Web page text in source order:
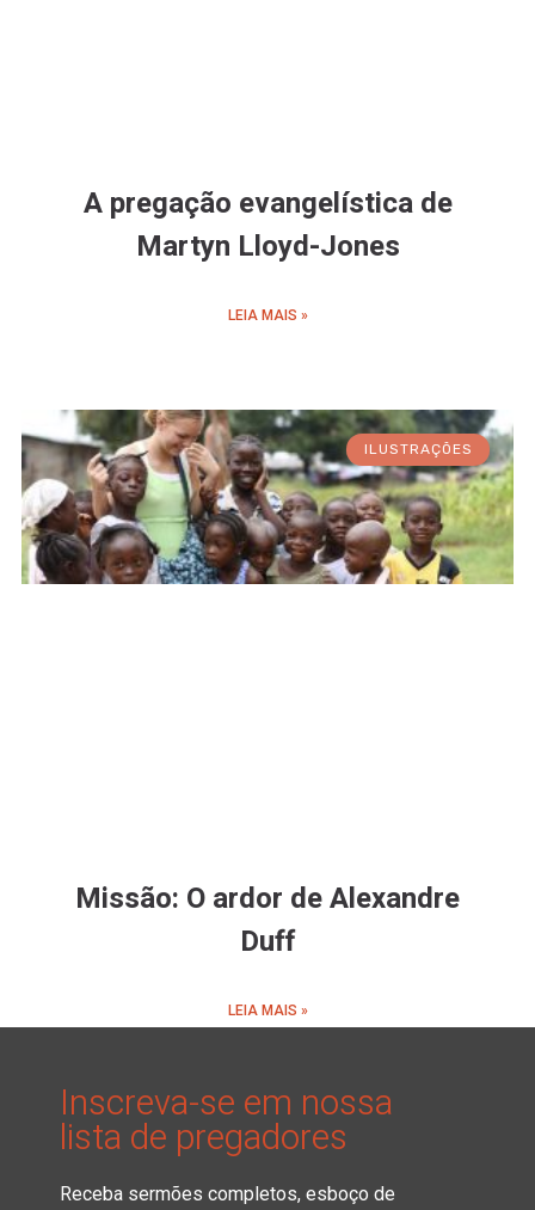
A pregação evangelística de
Martyn Lloyd-Jones
LEIA MAIS »
ILUSTRAÇÕES
Missão: O ardor de Alexandre
Duff
LEIA MAIS »
Inscreva-se em nossa
lista de pregadores
Receba sermões completos, esboço de